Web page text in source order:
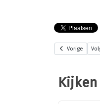
Vorige
Kijken